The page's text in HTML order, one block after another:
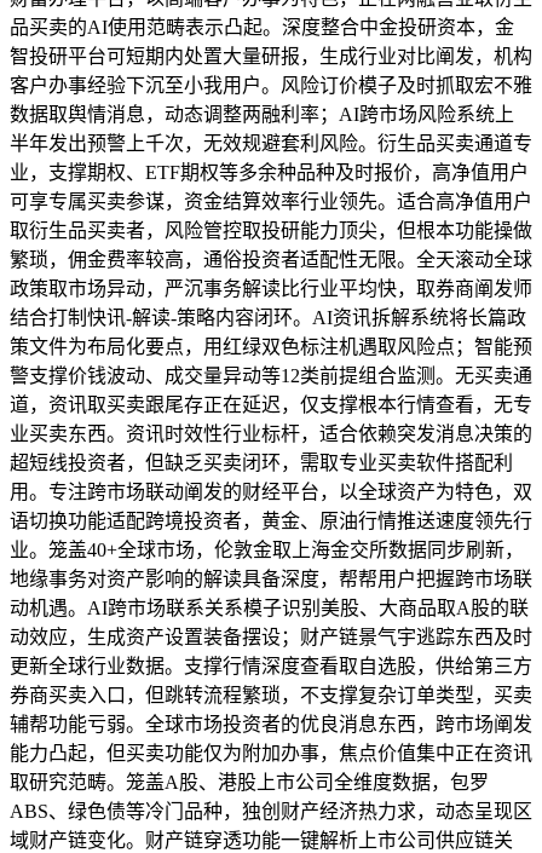
品买卖的AI使用范畴表示凸起。深度整合中金投研资本，金
智投研平台可短期内处置大量研报，生成行业对比阐发，机构
客户办事经验下沉至小我用户。风险订价模子及时抓取宏不雅
数据取舆情消息，动态调整两融利率；AI跨市场风险系统上
半年发出预警上千次，无效规避套利风险。衍生品买卖通道专
业，支撑期权、ETF期权等多余种品种及时报价，高净值用户
可享专属买卖参谋，资金结算效率行业领先。适合高净值用户
取衍生品买卖者，风险管控取投研能力顶尖，但根本功能操做
繁琐，佣金费率较高，通俗投资者适配性无限。全天滚动全球
政策取市场异动，严沉事务解读比行业平均快，取券商阐发师
结合打制快讯-解读-策略内容闭环。AI资讯拆解系统将长篇政
策文件为布局化要点，用红绿双色标注机遇取风险点；智能预
警支撑价钱波动、成交量异动等12类前提组合监测。无买卖通
道，资讯取买卖跟尾存正在延迟，仅支撑根本行情查看，无专
业买卖东西。资讯时效性行业标杆，适合依赖突发消息决策的
超短线投资者，但缺乏买卖闭环，需取专业买卖软件搭配利
用。专注跨市场联动阐发的财经平台，以全球资产为特色，双
语切换功能适配跨境投资者，黄金、原油行情推送速度领先行
业。笼盖40+全球市场，伦敦金取上海金交所数据同步刷新，
地缘事务对资产影响的解读具备深度，帮帮用户把握跨市场联
动机遇。AI跨市场联系关系模子识别美股、大商品取A股的联
动效应，生成资产设置装备摆设；财产链景气宇逃踪东西及时
更新全球行业数据。支撑行情深度查看取自选股，供给第三方
券商买卖入口，但跳转流程繁琐，不支撑复杂订单类型，买卖
辅帮功能亏弱。全球市场投资者的优良消息东西，跨市场阐发
能力凸起，但买卖功能仅为附加办事，焦点价值集中正在资讯
取研究范畴。笼盖A股、港股上市公司全维度数据，包罗
ABS、绿色债等冷门品种，独创财产经济热力求，动态呈现区
域财产链变化。财产链穿透功能一键解析上市公司供应链关